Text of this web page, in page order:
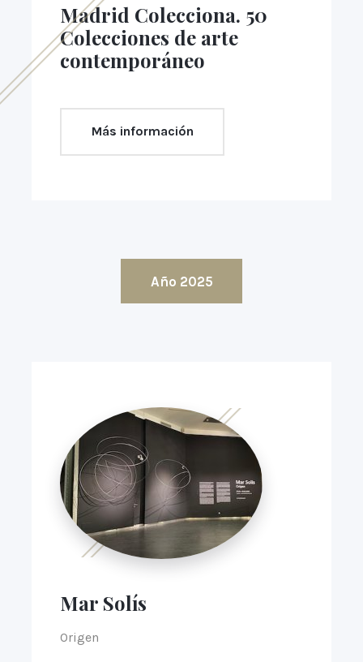
Madrid Colecciona. 50
Colecciones de arte
contemporáneo
Más información
Año 2025
Mar Solís
Origen